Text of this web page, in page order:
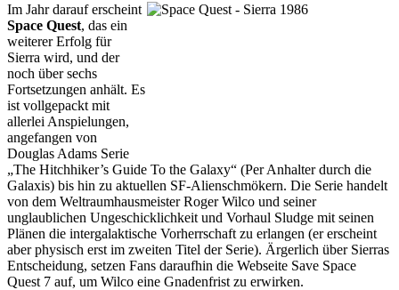
Im Jahr darauf erscheint
Space Quest, das ein
weiterer Erfolg für
Sierra wird, und der
noch über sechs
Fortsetzungen anhält. Es
ist vollgepackt mit
allerlei Anspielungen,
angefangen von
Douglas Adams Serie
„The Hitchhiker’s Guide To the Galaxy“ (Per Anhalter durch die
Galaxis) bis hin zu aktuellen SF-Alienschmökern. Die Serie handelt
von dem Weltraumhausmeister Roger Wilco und seiner
unglaublichen Ungeschicklichkeit und Vorhaul Sludge mit seinen
Plänen die intergalaktische Vorherrschaft zu erlangen (er erscheint
aber physisch erst im zweiten Titel der Serie). Ärgerlich über Sierras
Entscheidung, setzen Fans daraufhin die Webseite Save Space
Quest 7 auf, um Wilco eine Gnadenfrist zu erwirken.